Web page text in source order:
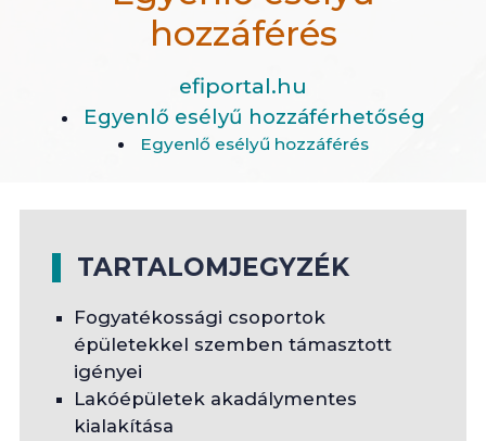
hozzáférés
efiportal.hu
Egyenlő esélyű hozzáférhetőség
Egyenlő esélyű hozzáférés
TARTALOMJEGYZÉK
Fogyatékossági csoportok
épületekkel szemben támasztott
igényei
Lakóépületek akadálymentes
kialakítása